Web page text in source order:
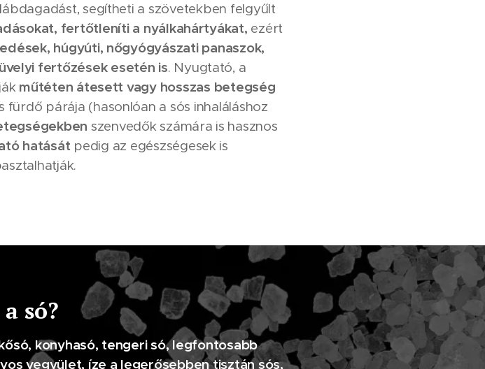
segítheti a szövetekben felgyűlt
fertőtleníti a nyálkahártyákat, ezért
húgyúti, nőgyógyászati panaszok,
fertőzések esetén is. Nyugtató, a
műtéten átesett vagy hosszas betegség
fürdő párája (hasonlóan a sós inhaláláshoz
szenvedők számára is hasznos
hatását pedig az egészségesek is
só?
konyhasó, tengeri só, legfontosabb
vegyület, íze a legerősebben tisztán sós,